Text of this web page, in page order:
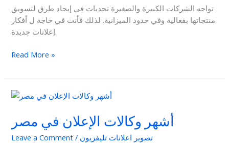
تواجه الشركات الكبيرة والصغيرة تحديات في إيجاد طرق لتسويق
منتجاتها بفعالية وفي حدود الميزانية. لذلك فأنت في حاجة ل أفكار
إعلانات جديدة.
Read More »
أشهر وكالات الإعلان في مصر
Leave a Comment / تصوير اعلانات تليفزيون
أشهر
في
مصر